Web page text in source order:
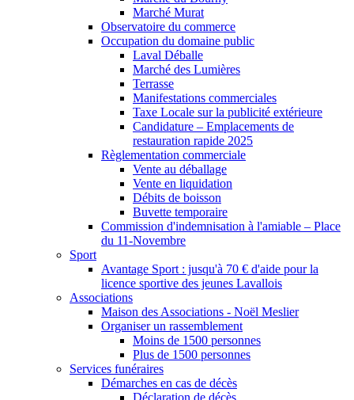
Marché Murat
Observatoire du commerce
Occupation du domaine public
Laval Déballe
Marché des Lumières
Terrasse
Manifestations commerciales
Taxe Locale sur la publicité extérieure
Candidature – Emplacements de
restauration rapide 2025
Règlementation commerciale
Vente au déballage
Vente en liquidation
Débits de boisson
Buvette temporaire
Commission d'indemnisation à l'amiable – Place
du 11-Novembre
Sport
Avantage Sport : jusqu'à 70 € d'aide pour la
licence sportive des jeunes Lavallois
Associations
Maison des Associations - Noël Meslier
Organiser un rassemblement
Moins de 1500 personnes
Plus de 1500 personnes
Services funéraires
Démarches en cas de décès
Déclaration de décès